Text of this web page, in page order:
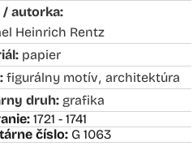
autorka:
Heinrich Rentz
papier
figurálny motív, architektúra
druh: grafika
1721 - 1741
číslo: G 1063